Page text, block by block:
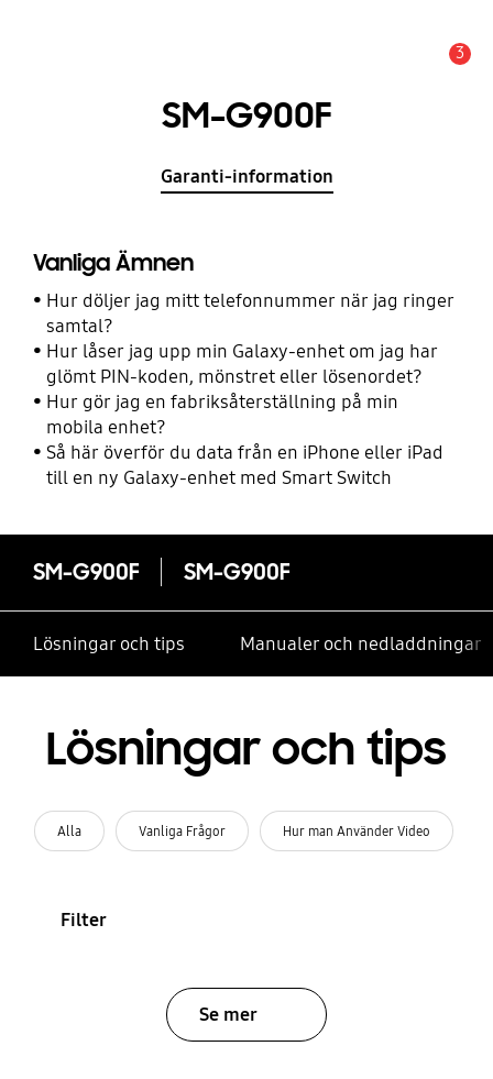
3
SM-G900F
Garanti-information
Vanliga Ämnen
Hur döljer jag mitt telefonnummer när jag ringer
samtal?
Hur låser jag upp min Galaxy-enhet om jag har
glömt PIN-koden, mönstret eller lösenordet?
Hur gör jag en fabriksåterställning på min
mobila enhet?
Så här överför du data från en iPhone eller iPad
till en ny Galaxy-enhet med Smart Switch
SM-G900F SM-G900F
Lösningar och tips Manualer och nedladdningar
Lösningar och tips
Alla Vanliga Frågor Hur man Använder Video
Filter
Se mer